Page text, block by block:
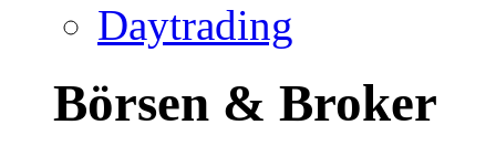
Daytrading
Börsen & Broker